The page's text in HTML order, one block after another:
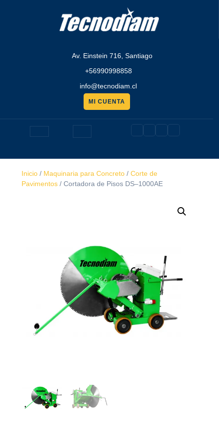
Av. Einstein 716, Santiago
+56990998858
info@tecnodiam.cl
MI CUENTA
presupuesto
Botón
de
apertura
Inicio / Maquinaria para Concreto / Corte de
Pavimentos / Cortadora de Pisos DS–1000AE